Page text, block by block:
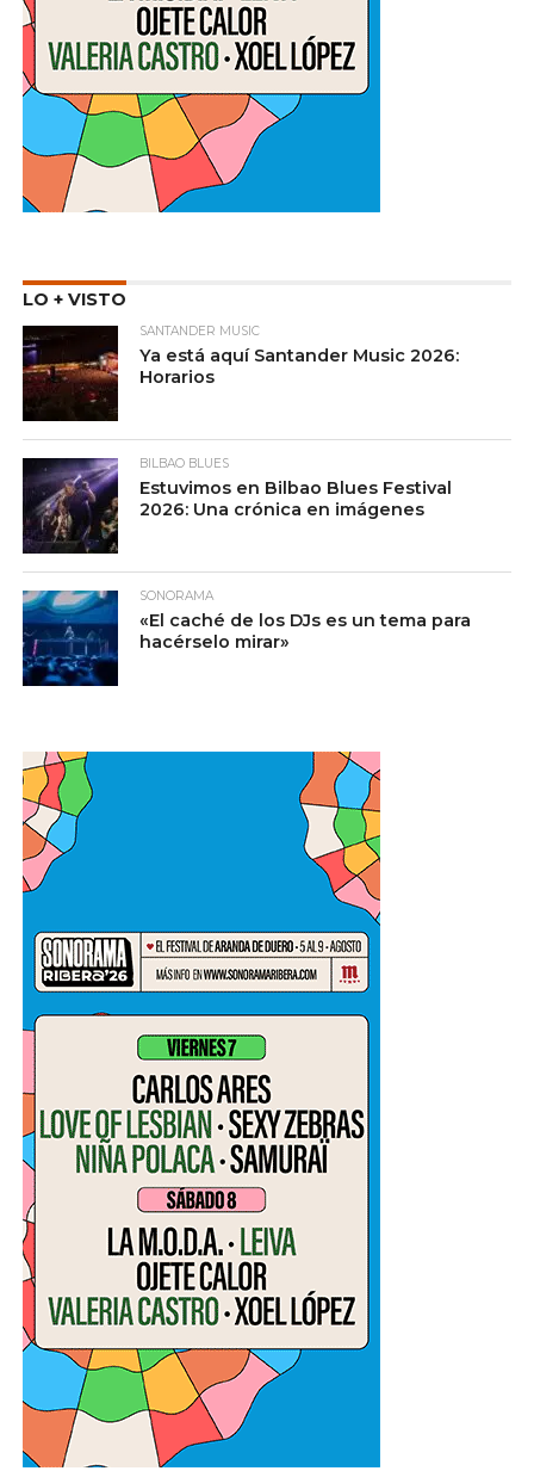
LO + VISTO
SANTANDER MUSIC
Ya está aquí Santander Music 2026:
Horarios
BILBAO BLUES
Estuvimos en Bilbao Blues Festival
2026: Una crónica en imágenes
SONORAMA
«El caché de los DJs es un tema para
hacérselo mirar»